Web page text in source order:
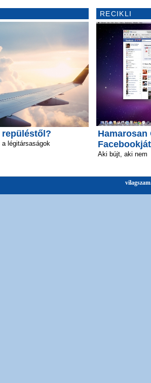
légitársaságok
RECIKLI
Aki bújt, aki nem